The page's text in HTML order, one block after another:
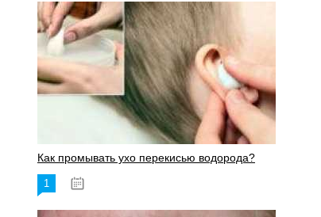
Как промывать ухо перекисью водорода?
1